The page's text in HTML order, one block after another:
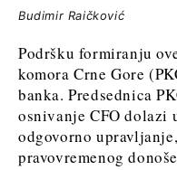
Budimir Raičković
Podršku formiranju
komora Crne Gore
banka. Predsednica
osnivanje CFO dolazi
odgovorno
pravovremenog